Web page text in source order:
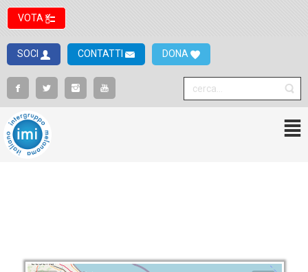
VOTA
SOCI CONTATTI DONA